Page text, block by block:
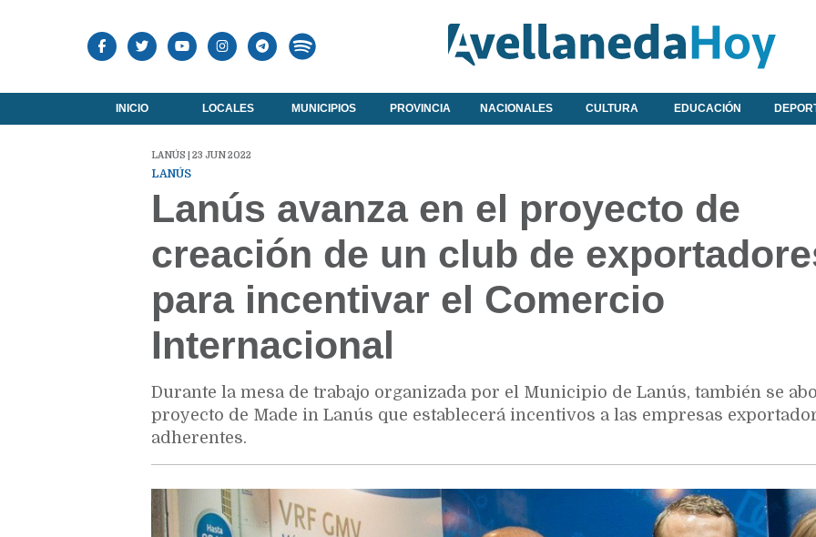
INICIO LOCALES MUNICIPIOS PROVINCIA NACIONALES CULTURA EDUCACIÓN
LANÚS | 23 JUN 2022
LANÚS
Lanús avanza en el proyecto de
creación de un club de
para incentivar el Comercio
Internacional
Durante la mesa de trabajo organizada por el Municipio de Lanús, también se
proyecto de Made in Lanús que establecerá incentivos a las empresas
adherentes.